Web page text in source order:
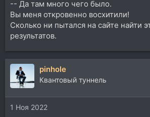
-- Да там много чего было.
Вы меня откровенно восхитили!
Сколько ни пытался на сайте найти
результатов.
pinhole
Квантовый туннель
1 Ноя 2022